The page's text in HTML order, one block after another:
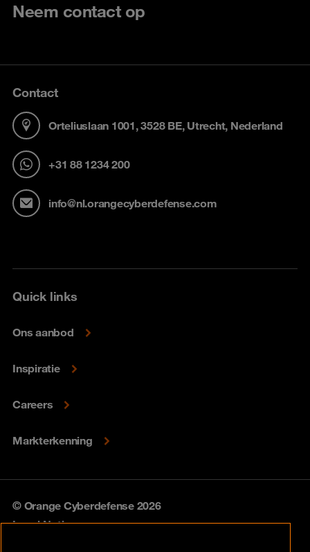
Neem contact op
Contact
Orteliuslaan 1001, 3528 BE, Utrecht, Nederland
+31 88 1234 200
info@nl.orangecyberdefense.com
Quick links
Ons aanbod
Inspiratie
Careers
Markterkenning
© Orange Cyberdefense 2026
Legal Notice